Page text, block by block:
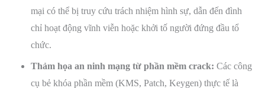
mại có thể bị truy cứu trách nhiệm hình sự, dẫn đến đình
chỉ hoạt động vĩnh viễn hoặc khởi tố người đứng đầu tổ
chức.
Thảm họa an ninh mạng từ phần mềm crack: Các công
cụ bẻ khóa phần mềm (KMS, Patch, Keygen) thực tế là